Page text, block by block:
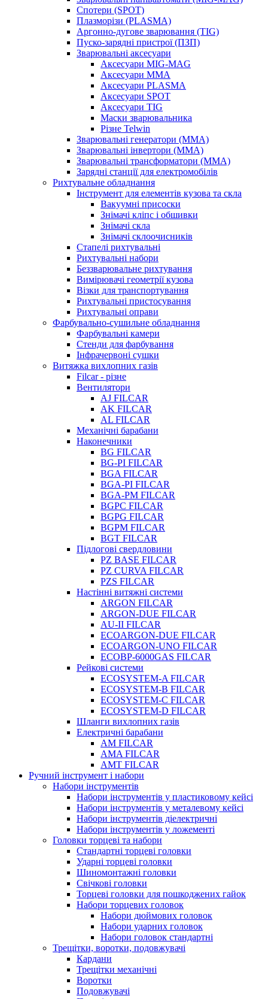
Спотери (SPOT)
Плазморізи (PLASMA)
Аргонно-дугове зварювання (TIG)
Пуско-зарядні пристрої (ПЗП)
Зварювальні аксесуари
Аксесуари MIG-MAG
Аксесуари MMA
Аксесуари PLASMA
Аксесуари SPOT
Аксесуари TIG
Маски зварювальника
Різне Telwin
Зварювальні генератори (MMA)
Зварювальні інвертори (MMA)
Зварювальні трансформатори (MMA)
Зарядні станції для електромобілів
Рихтувальне обладнання
Інструмент для елементів кузова та скла
Вакуумні присоски
Знімачі кліпс і обшивки
Знімачі скла
Знімачі склоочисників
Стапелі рихтувальні
Рихтувальні набори
Беззварювальне рихтування
Вимірювачі геометрії кузова
Візки для транспортування
Рихтувальні пристосування
Рихтувальні оправи
Фарбувально-сушильне обладнання
Фарбувальні камери
Стенди для фарбування
Інфрачервоні сушки
Витяжка вихлопних газів
Filcar - різне
Вентилятори
AJ FILCAR
AK FILCAR
AL FILCAR
Механічні барабани
Наконечники
BG FILCAR
BG-PI FILCAR
BGA FILCAR
BGA-PI FILCAR
BGA-PM FILCAR
BGPC FILCAR
BGPG FILCAR
BGPM FILCAR
BGT FILCAR
Підлогові свердловини
PZ BASE FILCAR
PZ CURVA FILCAR
PZS FILCAR
Настінні витяжні системи
ARGON FILCAR
ARGON-DUE FILCAR
AU-II FILCAR
ECOARGON-DUE FILCAR
ECOARGON-UNO FILCAR
ECOBP-6000GAS FILCAR
Рейкові системи
ECOSYSTEM-A FILCAR
ECOSYSTEM-B FILCAR
ECOSYSTEM-C FILCAR
ECOSYSTEM-D FILCAR
Шланги вихлопних газів
Електричні барабани
AM FILCAR
AMA FILCAR
AMT FILCAR
Ручний інструмент і набори
Набори інструментів
Набори інструментів у пластиковому кейсі
Набори інструментів у металевому кейсі
Набори інструментів діелектричні
Набори інструментів у ложементі
Головки торцеві та набори
Стандартні торцеві головки
Ударні торцеві головки
Шиномонтажні головки
Свічкові головки
Торцеві головки для пошкоджених гайок
Набори торцевих головок
Набори дюймових головок
Набори ударних головок
Набори головок стандартні
Трещітки, воротки, подовжувачі
Кардани
Трещітки механічні
Воротки
Подовжувачі